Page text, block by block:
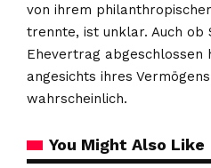
von ihrem
trennte, ist unklar. Auch ob
Ehevertrag abgeschlossen
angesichts ihres
wahrscheinlich.
You Might Also Like